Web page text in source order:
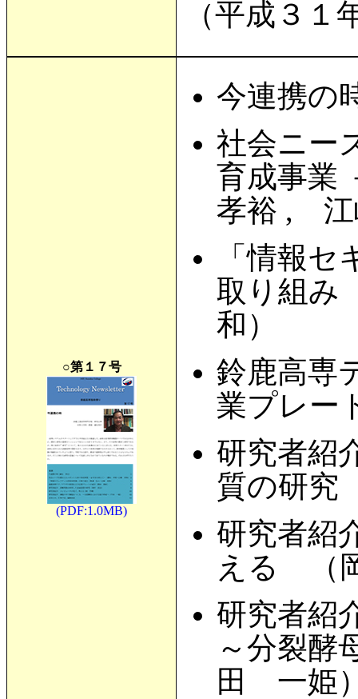
（平成３
○第１７号
(PDF:1.0MB)
今連携
社会ニー
育成事
孝裕 ,
「情報
取り組
和）
鈴鹿高専
業プレ
研究者紹
質の研
研究者紹
える （
研究者
～分裂酵
田 一姫